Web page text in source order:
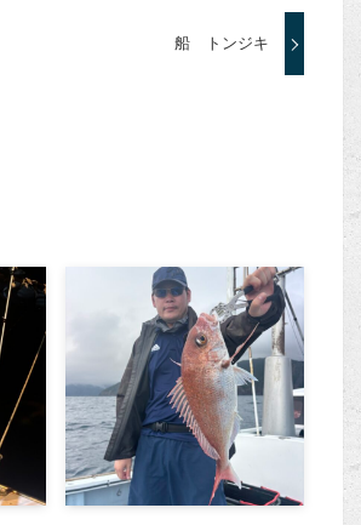
船 トンジキ